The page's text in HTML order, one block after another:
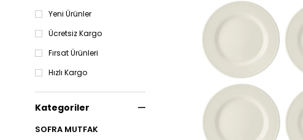
Yeni Ürünler
Ücretsiz Kargo
Fırsat Ürünleri
Hızlı Kargo
Kategoriler
SOFRA MUTFAK